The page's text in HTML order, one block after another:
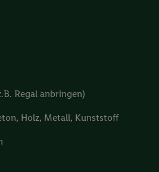
Regal anbringen)
Holz, Metall, Kunststoff